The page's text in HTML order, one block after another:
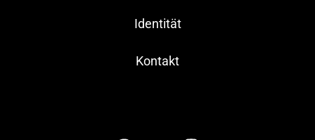
Identität
Kontakt